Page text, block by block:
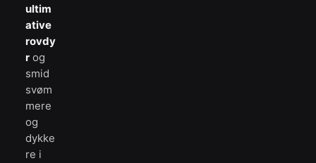
ultim
ative
rovdy
r og
smid
svøm
mere
og
dykke
re i